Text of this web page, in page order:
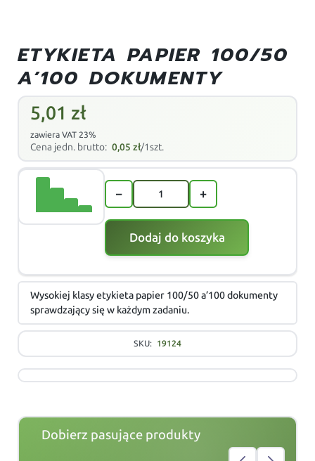
ETYKIETA PAPIER 100/50
A’100 DOKUMENTY
5,01 zł
zawiera VAT 23%
Cena jedn. brutto: 0,05zł/1szt.
− +
Dodaj do koszyka
Wysokiej klasy etykieta papier 100/50 a’100 dokumenty
sprawdzający się w każdym zadaniu.
SKU: 19124
Dobierz pasujące produkty